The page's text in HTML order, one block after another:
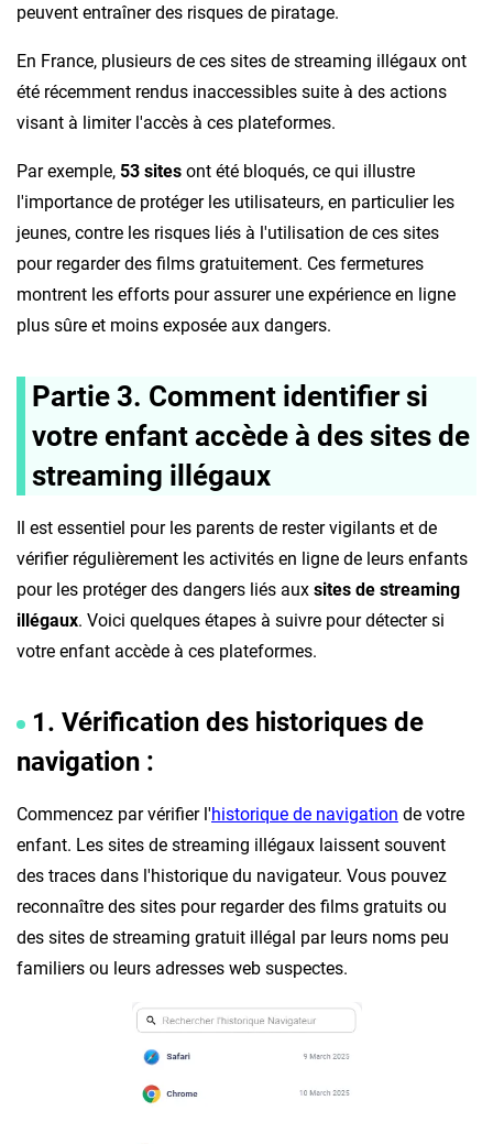
peuvent entraîner des risques de piratage.
En France, plusieurs de ces sites de streaming illégaux ont
été récemment rendus inaccessibles suite à des actions
visant à limiter l'accès à ces plateformes.
Par exemple, 53 sites ont été bloqués, ce qui illustre
l'importance de protéger les utilisateurs, en particulier les
jeunes, contre les risques liés à l'utilisation de ces sites
pour regarder des films gratuitement. Ces fermetures
montrent les efforts pour assurer une expérience en ligne
plus sûre et moins exposée aux dangers.
Partie 3. Comment identifier si
votre enfant accède à des sites de
streaming illégaux
Il est essentiel pour les parents de rester vigilants et de
vérifier régulièrement les activités en ligne de leurs enfants
pour les protéger des dangers liés aux sites de streaming
illégaux. Voici quelques étapes à suivre pour détecter si
votre enfant accède à ces plateformes.
1. Vérification des historiques de
navigation :
Commencez par vérifier l'historique de navigation de votre
enfant. Les sites de streaming illégaux laissent souvent
des traces dans l'historique du navigateur. Vous pouvez
reconnaître des sites pour regarder des films gratuits ou
des sites de streaming gratuit illégal par leurs noms peu
familiers ou leurs adresses web suspectes.